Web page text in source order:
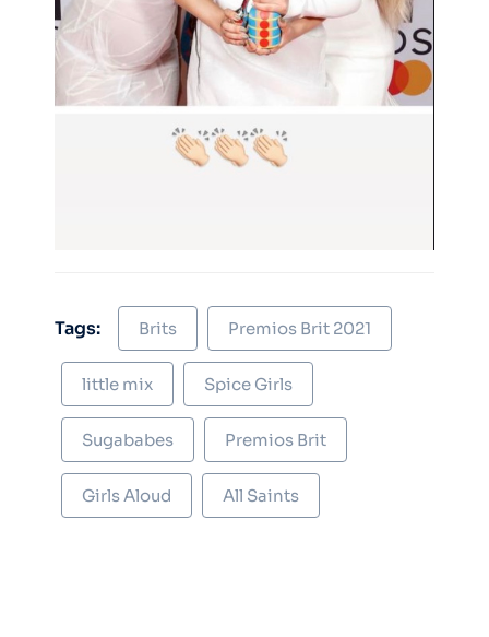
Tags: Brits Premios Brit 2021
little mix Spice Girls
Sugababes Premios Brit
Girls Aloud All Saints